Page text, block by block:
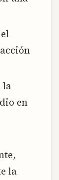
la
en
la